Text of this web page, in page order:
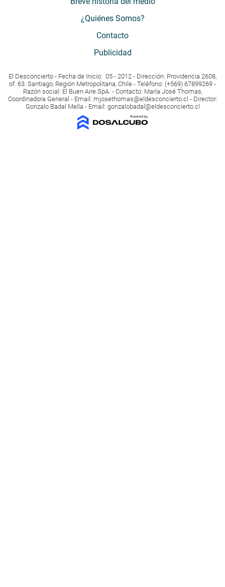
¿Quiénes Somos?
Contacto
Publicidad
El Desconcierto - Fecha de Inicio: 05 - 2012 - Dirección: Providencia 2608,
of. 63. Santiago, Región Metropolitana, Chile - Teléfono: (+569) 67899269 -
Razón social: El Buen Aire SpA. - Contacto: María José Thomas,
Coordinadora General - Email: mjosethomas@eldesconcierto.cl - Director:
Gonzalo Badal Mella - Email: gonzalobadal@eldesconcierto.cl